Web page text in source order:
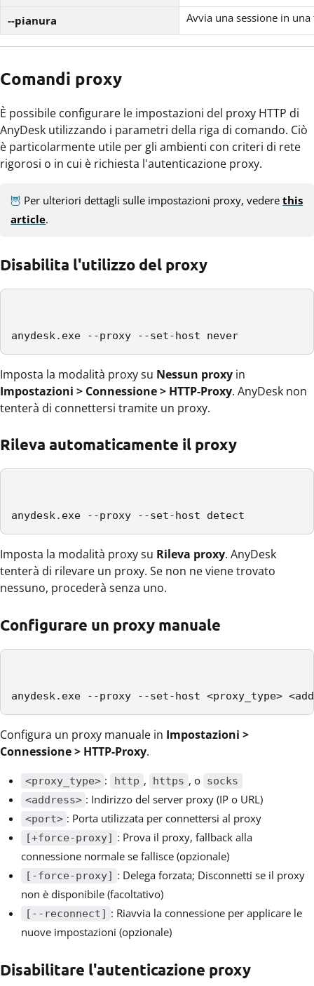
--pianura Avvia una sessione in
Comandi proxy
È possibile configurare le impostazioni del proxy HTTP di
AnyDesk utilizzando i parametri della riga di comando. Ciò
è particolarmente utile per gli ambienti con criteri di rete
rigorosi o in cui è richiesta l'autenticazione proxy.
🦉 Per ulteriori dettagli sulle impostazioni proxy, vederethis
article.
Disabilita l'utilizzo del proxy
anydesk.exe --proxy --set-host never
Imposta la modalità proxy su Nessun proxy in
Impostazioni > Connessione > HTTP-Proxy. AnyDesk non
tenterà di connettersi tramite un proxy.
Rileva automaticamente il proxy
anydesk.exe --proxy --set-host detect
Imposta la modalità proxy su Rileva proxy. AnyDesk
tenterà di rilevare un proxy. Se non ne viene trovato
nessuno, procederà senza uno.
Configurare un proxy manuale
anydesk.exe --proxy --set-host <proxy_type>
Configura un proxy manuale in Impostazioni >
Connessione > HTTP-Proxy.
<proxy_type> : http , https , o socks
<address> : Indirizzo del server proxy (IP o URL)
<port> : Porta utilizzata per connettersi al proxy
[+force-proxy] : Prova il proxy, fallback alla
connessione normale se fallisce (opzionale)
[-force-proxy] : Delega forzata; Disconnetti se il proxy
non è disponibile (facoltativo)
[--reconnect] : Riavvia la connessione per applicare le
nuove impostazioni (opzionale)
Disabilitare l'autenticazione proxy